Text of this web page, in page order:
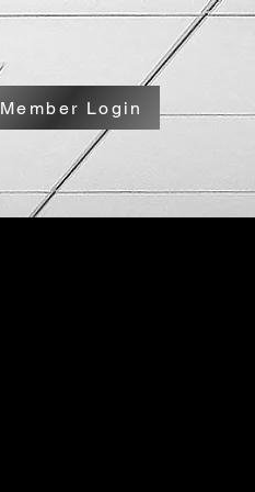
Member Login